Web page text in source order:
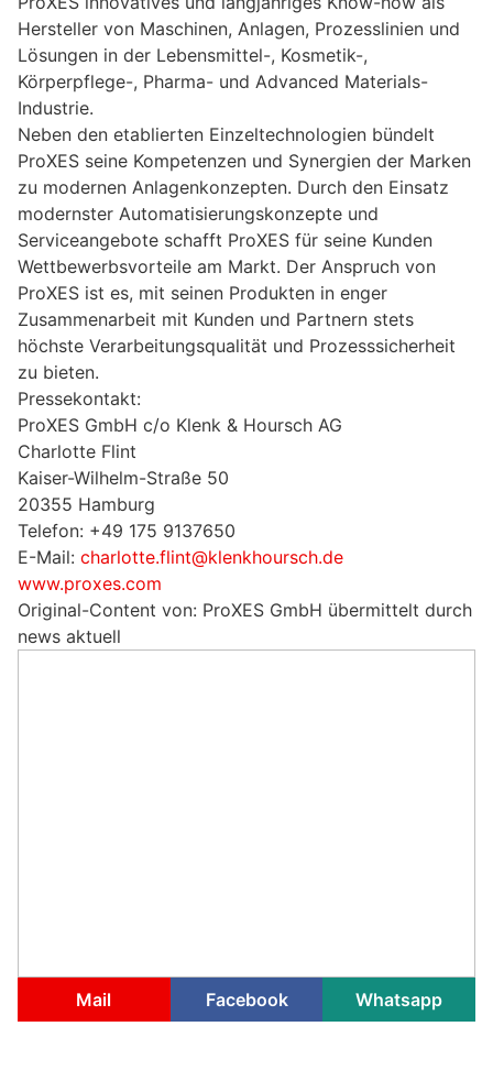
Hersteller von Maschinen, Anlagen, Prozesslinien und
Lösungen in der Lebensmittel-, Kosmetik-,
Körperpflege-, Pharma- und Advanced Materials-
Industrie.
Neben den etablierten Einzeltechnologien bündelt
ProXES seine Kompetenzen und Synergien der Marken
zu modernen Anlagenkonzepten. Durch den Einsatz
modernster Automatisierungskonzepte und
Serviceangebote schafft ProXES für seine Kunden
Wettbewerbsvorteile am Markt. Der Anspruch von
ProXES ist es, mit seinen Produkten in enger
Zusammenarbeit mit Kunden und Partnern stets
höchste Verarbeitungsqualität und Prozesssicherheit
zu bieten.
Pressekontakt:
ProXES GmbH c/o Klenk & Hoursch AG
Charlotte Flint
Kaiser-Wilhelm-Straße 50
20355 Hamburg
Telefon: +49 175 9137650
E-Mail: charlotte.flint@klenkhoursch.de
www.proxes.com
Original-Content von: ProXES GmbH übermittelt durch
news aktuell
Mail Facebook Whatsapp